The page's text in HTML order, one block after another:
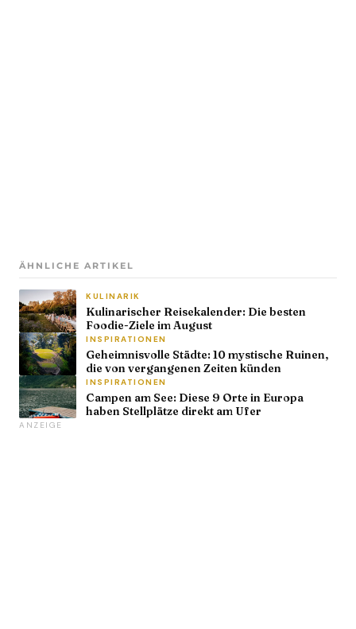
ÄHNLICHE ARTIKEL
KULINARIK
Kulinarischer Reisekalender: Die besten
Foodie-Ziele im August
INSPIRATIONEN
Geheimnisvolle Städte: 10 mystische Ruinen,
die von vergangenen Zeiten künden
INSPIRATIONEN
Campen am See: Diese 9 Orte in Europa
haben Stellplätze direkt am Ufer
ANZEIGE